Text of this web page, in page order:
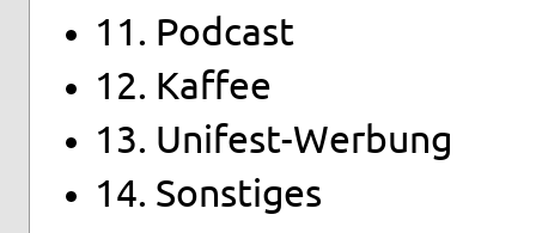
11. Pod­cast
12. Kaf­fee
13. Uni­fest-Wer­bung
14. Sons­ti­ges